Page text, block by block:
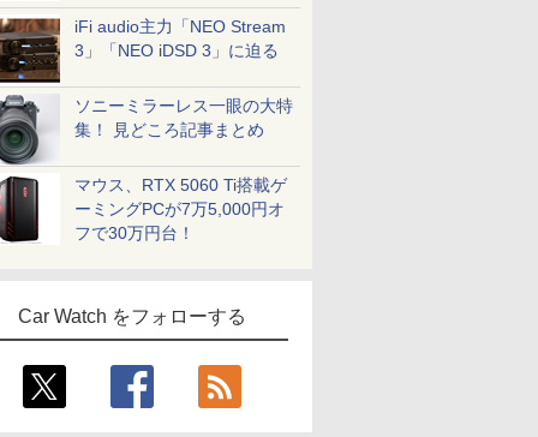
iFi audio主力「NEO Stream
3」「NEO iDSD 3」に迫る
ソニーミラーレス一眼の大特
集！ 見どころ記事まとめ
マウス、RTX 5060 Ti搭載ゲ
ーミングPCが7万5,000円オ
フで30万円台！
Car Watch をフォローする